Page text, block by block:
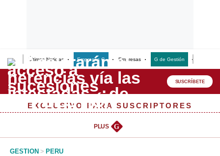
Últimas Noticias Empresas G Empresas G de Gestión
Lo último
Peru Quiosco
Management & Empleo
SUSCRÍBETE
EXCLUSIVO PARA SUSCRIPTORES
PLUS G
GESTION > PERU